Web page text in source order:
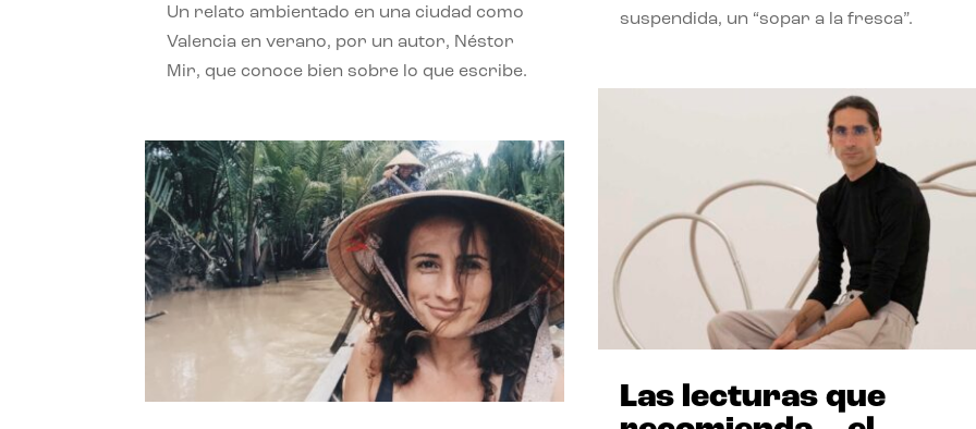
Un relato ambientado en una ciudad como
Valencia en verano, por un autor, Néstor
Mir, que conoce bien sobre lo que escribe.
suspendida, un “sopar a la fresca”.
Las lecturas que